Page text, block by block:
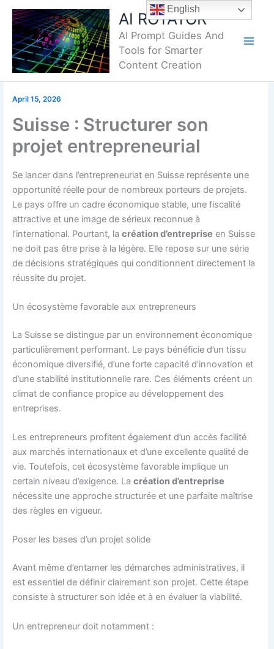
Skip
content
AI ROTATOR
AI Prompt Guides And
Tools for Smarter
Content Creation
April 15, 2026
Suisse : Structurer son
projet entrepreneurial
Se lancer dans l’entrepreneuriat en Suisse représente une
opportunité réelle pour de nombreux porteurs de projets.
Le pays offre un cadre économique stable, une fiscalité
attractive et une image de sérieux reconnue à
l’international. Pourtant, lacréation d’entreprise en Suisse
ne doit pas être prise à la légère. Elle repose sur une série
de décisions stratégiques qui conditionnent directement la
réussite du projet.
Un écosystème favorable aux entrepreneurs
La Suisse se distingue par un environnement économique
particulièrement performant. Le pays bénéficie d’un tissu
économique diversifié, d’une forte capacité d’innovation et
d’une stabilité institutionnelle rare. Ces éléments créent un
climat de confiance propice au développement des
entreprises.
Les entrepreneurs profitent également d’un accès facilité
aux marchés internationaux et d’une excellente qualité de
vie. Toutefois, cet écosystème favorable implique un
certain niveau d’exigence. Lacréation d’entreprise
nécessite une approche structurée et une parfaite maîtrise
des règles en vigueur.
Poser les bases d’un projet solide
Avant même d’entamer les démarches administratives, il
est essentiel de définir clairement son projet. Cette étape
consiste à structurer son idée et à en évaluer la viabilité.
Un entrepreneur doit notamment :
English